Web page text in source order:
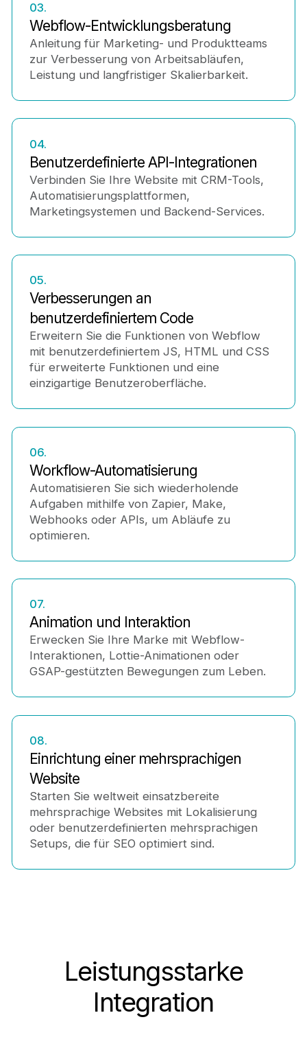
03.
Webflow-Entwicklungsberatung
Anleitung für Marketing- und Produktteams
zur Verbesserung von Arbeitsabläufen,
Leistung und langfristiger Skalierbarkeit.
04.
Benutzerdefinierte API-Integrationen
Verbinden Sie Ihre Website mit CRM-Tools,
Automatisierungsplattformen,
Marketingsystemen und Backend-Services.
05.
Verbesserungen an
benutzerdefiniertem Code
Erweitern Sie die Funktionen von Webflow
mit benutzerdefiniertem JS, HTML und CSS
für erweiterte Funktionen und eine
einzigartige Benutzeroberfläche.
06.
Workflow-Automatisierung
Automatisieren Sie sich wiederholende
Aufgaben mithilfe von Zapier, Make,
Webhooks oder APIs, um Abläufe zu
optimieren.
07.
Animation und Interaktion
Erwecken Sie Ihre Marke mit Webflow-
Interaktionen, Lottie-Animationen oder
GSAP-gestützten Bewegungen zum Leben.
08.
Einrichtung einer mehrsprachigen
Website
Starten Sie weltweit einsatzbereite
mehrsprachige Websites mit Lokalisierung
oder benutzerdefinierten mehrsprachigen
Setups, die für SEO optimiert sind.
Leistungsstarke
Integration